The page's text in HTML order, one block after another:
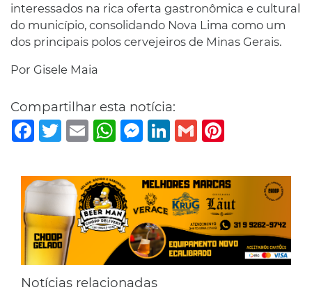
interessados na rica oferta gastronômica e cultural
do município, consolidando Nova Lima como um
dos principais polos cervejeiros de Minas Gerais.
Por Gisele Maia
Compartilhar esta notícia:
Facebook
TwitterEmail WhatsAppMessenger
LinkedIn
Gmail
Notícias relacionadas